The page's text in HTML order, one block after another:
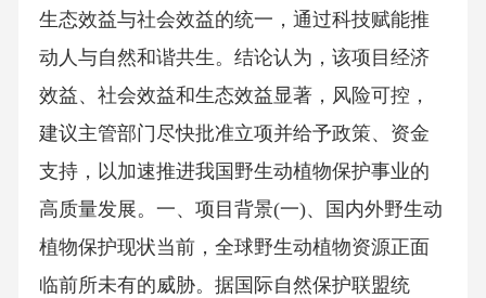
生态效益与社会效益的统一，通过科技赋能推
动人与自然和谐共生。结论认为，该项目经济
效益、社会效益和生态效益显著，风险可控，
建议主管部门尽快批准立项并给予政策、资金
支持，以加速推进我国野生动植物保护事业的
高质量发展。一、项目背景(一)、国内外野生动
植物保护现状当前，全球野生动植物资源正面
临前所未有的威胁。据国际自然保护联盟统